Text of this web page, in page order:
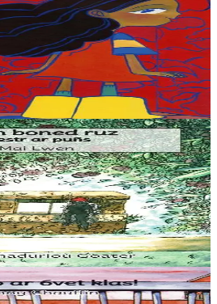
sage
fille qui adore aller au coin. Elle y passe
pour ça elle fait un tas de bêtises. Elle
ar puñs
bonhomme moitié grenouille qui sort
la nuit… Une histoire facile à lire